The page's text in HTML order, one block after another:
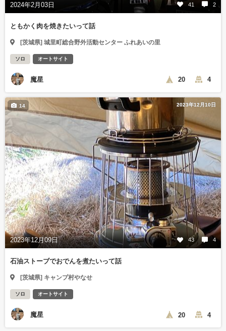
2024年2月03日 41 2
ともかく肉を焼きたいって話
[茨城県] 城里町総合野外活動センター ふれあいの里
ソロ オートサイト
魔星 20 4
2023年12月10日
2023年12月09日 43 4
14
石油ストーブでおでんを煮たいって話
[茨城県] キャンプ村やなせ
ソロ オートサイト
魔星 20 4